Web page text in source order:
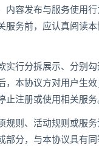
内容发布与服务使用
服务前，应认真阅读
实行分拆展示、分别勾
，本协议方对用户生
注册或使用相关服务
规则、活动规则或服
部分，与本协议具有同